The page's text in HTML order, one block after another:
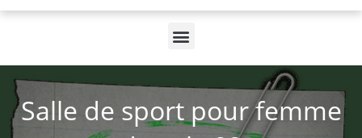
Salle de sport pour femme